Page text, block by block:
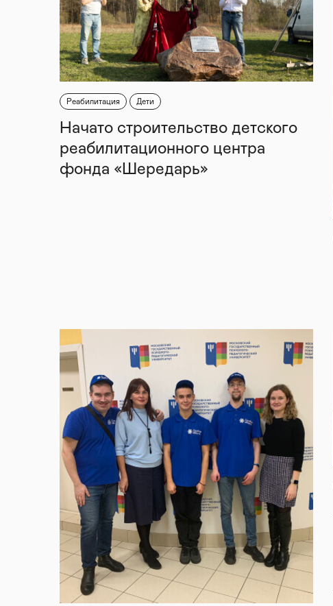
Реабилитация Дети
Начато строительство детского
реабилитационного центра
фонда «Шередарь»